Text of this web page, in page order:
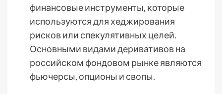
финансовые инструменты, которые
используются для хеджирования
рисков или спекулятивных целей.
Основными видами деривативов на
российском фондовом рынке являются
фьючерсы, опционы и свопы.